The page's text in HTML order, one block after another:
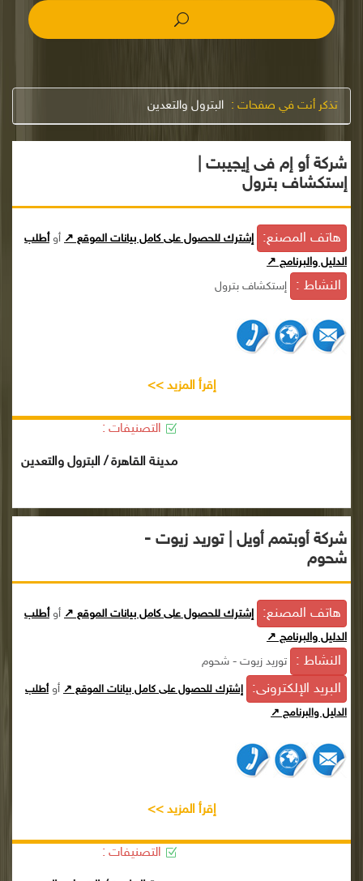
تذكر أنت في صفحات : البترول والتعدين
شركة أو إم فى إيجيبت |
إستكشاف بترول
هاتف المصنع: إشترك للحصول على كامل بيانات الموقع ↗ أوأطلب
الدليل والبرنامج ↗
النشاط : إستكشاف بترول
إقرأ المزيد >>
التصنيفات :
مدينة القاهرة / البترول والتعدين
شركة أوبتمم أويل | توريد زيوت -
شحوم
هاتف المصنع: إشترك للحصول على كامل بيانات الموقع ↗ أوأطلب
الدليل والبرنامج ↗
النشاط : توريد زيوت - شحوم
البريد الإلكترونى: إشترك للحصول على كامل بيانات الموقع ↗ أوأطلب
الدليل والبرنامج ↗
إقرأ المزيد >>
التصنيفات :